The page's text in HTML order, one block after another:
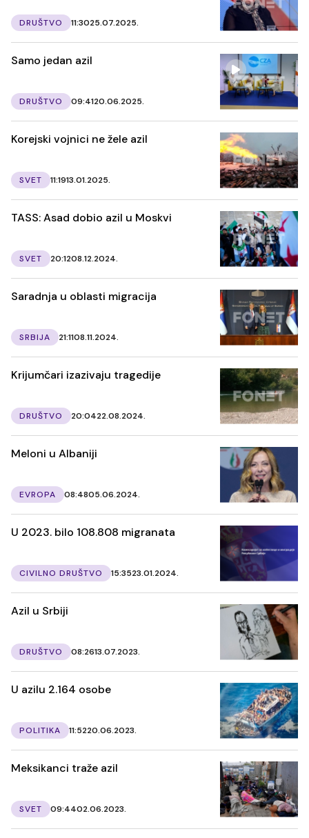
DRUŠTVO 11:3025.07.2025.
Samo jedan azil
DRUŠTVO 09:4120.06.2025.
Korejski vojnici ne žele azil
SVET 11:1913.01.2025.
TASS: Asad dobio azil u Moskvi
SVET 20:1208.12.2024.
Saradnja u oblasti migracija
SRBIJA 21:1108.11.2024.
Krijumčari izazivaju tragedije
DRUŠTVO 20:0422.08.2024.
Meloni u Albaniji
EVROPA 08:4805.06.2024.
U 2023. bilo 108.808 migranata
CIVILNO DRUŠTVO 15:3523.01.2024.
Azil u Srbiji
DRUŠTVO 08:2613.07.2023.
U azilu 2.164 osobe
POLITIKA 11:5220.06.2023.
Meksikanci traže azil
SVET 09:4402.06.2023.